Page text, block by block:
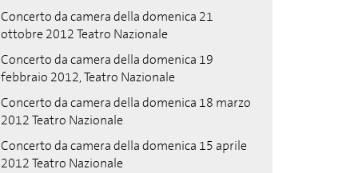
Concerto da camera della domenica 21
ottobre 2012 Teatro Nazionale
Concerto da camera della domenica 19
febbraio 2012, Teatro Nazionale
Concerto da camera della domenica 18 marzo
2012 Teatro Nazionale
Concerto da camera della domenica 15 aprile
2012 Teatro Nazionale